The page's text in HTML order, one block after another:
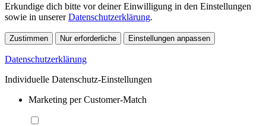
Erkundige dich bitte vor deiner Einwilligung in den Einstellungen
sowie in unsererDatenschutzerklärung.
Zustimmen Nur erforderliche Einstellungen anpassen
Datenschutzerklärung
Individuelle Datenschutz-Einstellungen
Marketing per Customer-Match